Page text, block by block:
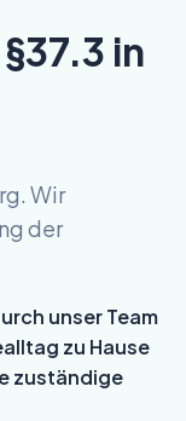
in
Wir
der
unser Team
zu Hause
zuständige